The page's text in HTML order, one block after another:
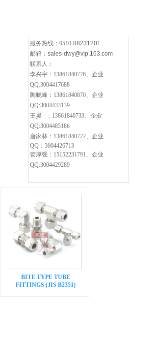
服务热线：0510-88231201
邮箱： sales-dwy@vip.163.com
联系人：
李兴宇：13861840776、企业
QQ:3004417688
陶晓峰：13861840870、企业
QQ:3004433139
王昊 ：13861840733、企业
QQ:3004485186
唐家林：13861840722、企业
QQ： 3004426713
管厚强：15152231791、企业
QQ:3004429289
BITE TYPE TUBE
FITTINGS (JIS B2351)